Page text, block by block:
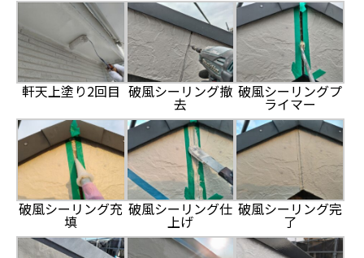
軒天上塗り2回目 破風シーリング撤
去
破風シーリングプ
ライマー
破風シーリング充
填
破風シーリング仕
上げ
破風シーリング完
了